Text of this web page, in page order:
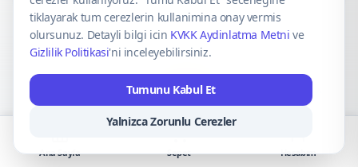
VISA Mastercard
tiklayarak tum cerezlerin kullanimina onay vermis
olursunuz. Detayli bilgi icin KVKK Aydinlatma Metni ve
Gizlilik Politikasi'ni inceleyebilirsiniz.
Tumunu Kabul Et
Yalnizca Zorunlu Cerezler
Ana Sayfa Sepet Hesabım